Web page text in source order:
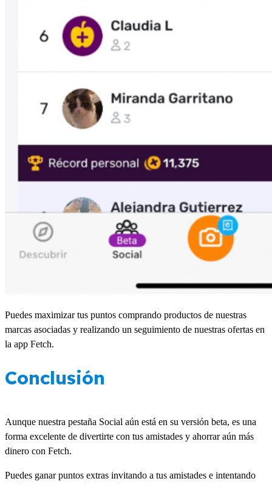
Puedes maximizar tus puntos comprando productos de nuestras
marcas asociadas y realizando un seguimiento de nuestras ofertas en
la app Fetch.
Conclusión
Aunque nuestra pestaña Social aún está en su versión beta, es una
forma excelente de divertirte con tus amistades y ahorrar aún más
dinero con Fetch.
Puedes ganar puntos extras invitando a tus amistades e intentando